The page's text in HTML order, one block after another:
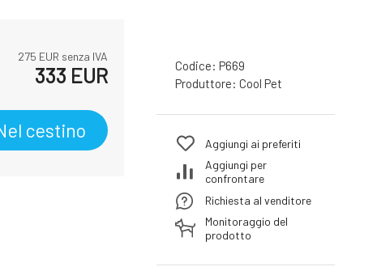
275 EUR senza IVA
333 EUR
cestino
Codice: P669
Produttore: Cool Pet
Aggiungi ai preferiti
Aggiungi per
confrontare
Richiesta al venditore
Monitoraggio del
prodotto